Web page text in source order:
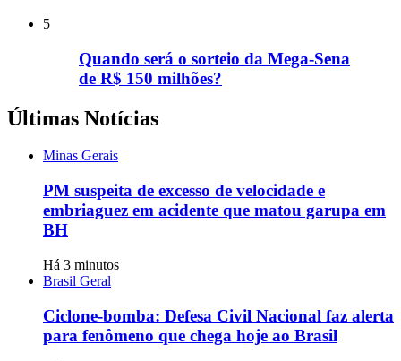
5
Quando será o sorteio da Mega-Sena
de R$ 150 milhões?
Últimas Notícias
Minas Gerais
PM suspeita de excesso de velocidade e
embriaguez em acidente que matou garupa em
BH
Há 3 minutos
Brasil Geral
Ciclone-bomba: Defesa Civil Nacional faz alerta
para fenômeno que chega hoje ao Brasil